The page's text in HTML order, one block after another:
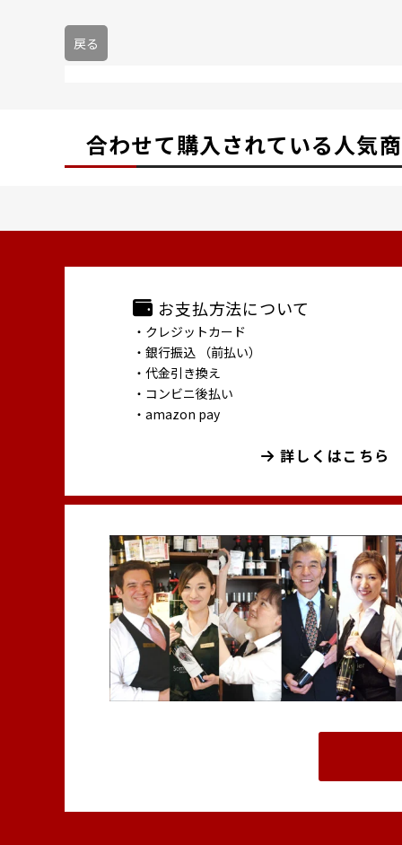
戻る
合わせて購入されている人気
お支払方法について
・クレジットカード
・銀行振込 （前払い）
・代金引き換え
・コンビニ後払い
・amazon pay
詳しくはこちら